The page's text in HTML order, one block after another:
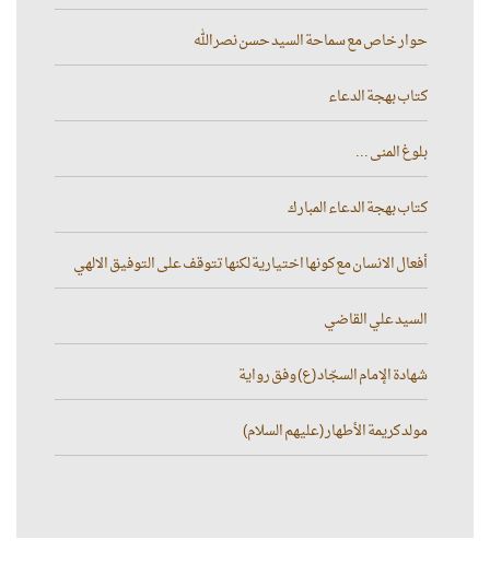
حوار خاص مع سماحة السيد حسن نصر الله
كتاب بهجة الدعاء
بلوغ المنى ...
كتاب بهجة الدعاء المبارك
أفعال الانسان مع كونها اختيارية لكنها تتوقف على التوفيق الالهي
السيد علي القاضي
شهادة الإمام السجّاد (ع) وفق رواية
مولد كريمة الأطهار (عليهم السلام)